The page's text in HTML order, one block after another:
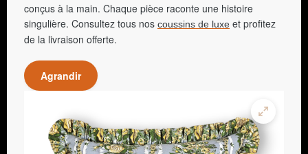
conçus à la main. Chaque pièce raconte une histoire
singulière. Consultez tous nos coussins de luxe et profitez
de la livraison offerte.
Agrandir